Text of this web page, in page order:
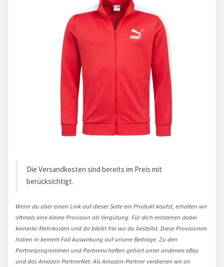
Die Versandkosten sind bereits im Preis mit
berücksichtigt.
Wenn du über einen Link auf dieser Seite ein Produkt kaufst, erhalten wir
oftmals eine kleine Provision als Vergütung. Für dich entstehen dabei
keinerlei Mehrkosten und dir bleibt frei wo du bestellst. Diese Provisionen
haben in keinem Fall Auswirkung auf unsere Beiträge. Zu den
Partnerprogrammen und Partnerschaften gehört unter anderem eBay
und das Amazon PartnerNet. Als Amazon-Partner verdienen wir an